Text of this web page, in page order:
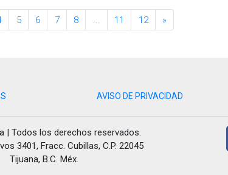
5 6 7 8 11 12 »
AVISO DE PRIVACIDAD
| Todos los derechos reservados.
3401, Fracc. Cubillas, C.P. 22045
Tijuana, B.C. Méx.